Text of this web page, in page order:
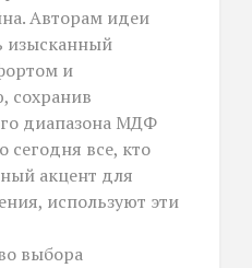
Авторам идеи
изысканный
и
сохранив
диапазона МДФ
сегодня все, кто
акцент для
используют эти
выбора